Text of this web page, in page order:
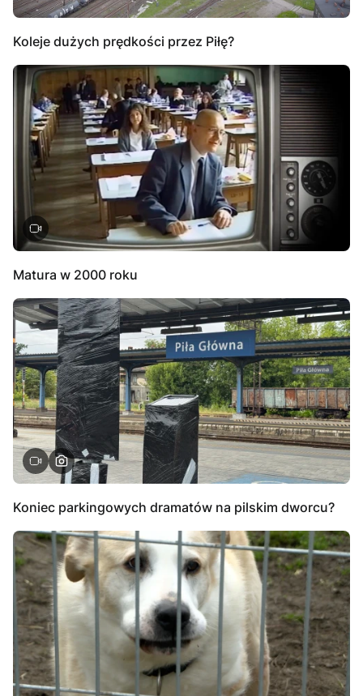
Koleje dużych prędkości przez Piłę?
Matura w 2000 roku
Koniec parkingowych dramatów na pilskim dworcu?